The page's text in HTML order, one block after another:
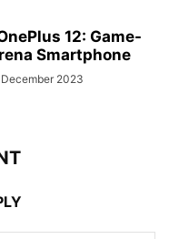
12: Game-
Smartphone
2023